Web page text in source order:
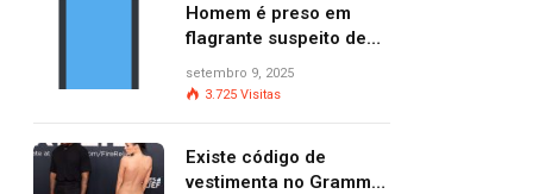
Homem é preso em
flagrante suspeito de
provocar dois incêndios
criminosos no mesmo
setembro 9, 2025
3.725 Visitas
Existe código de
vestimenta no Grammy?